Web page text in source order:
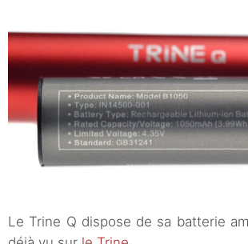
Le Trine Q dispose de sa batterie